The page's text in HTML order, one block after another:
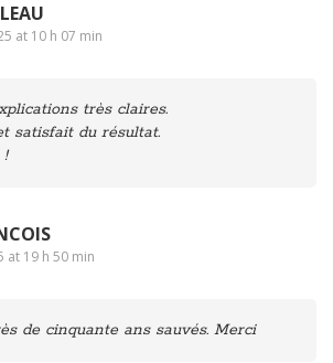
at 10 h 07 min
très claires.
satisfait du résultat.
!
at 19 h 50 min
de cinquante ans sauvés. Merci